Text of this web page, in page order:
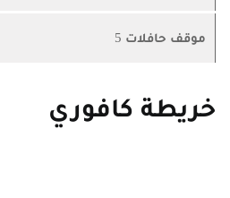
موقف حافلات 5
خريطة كافوري